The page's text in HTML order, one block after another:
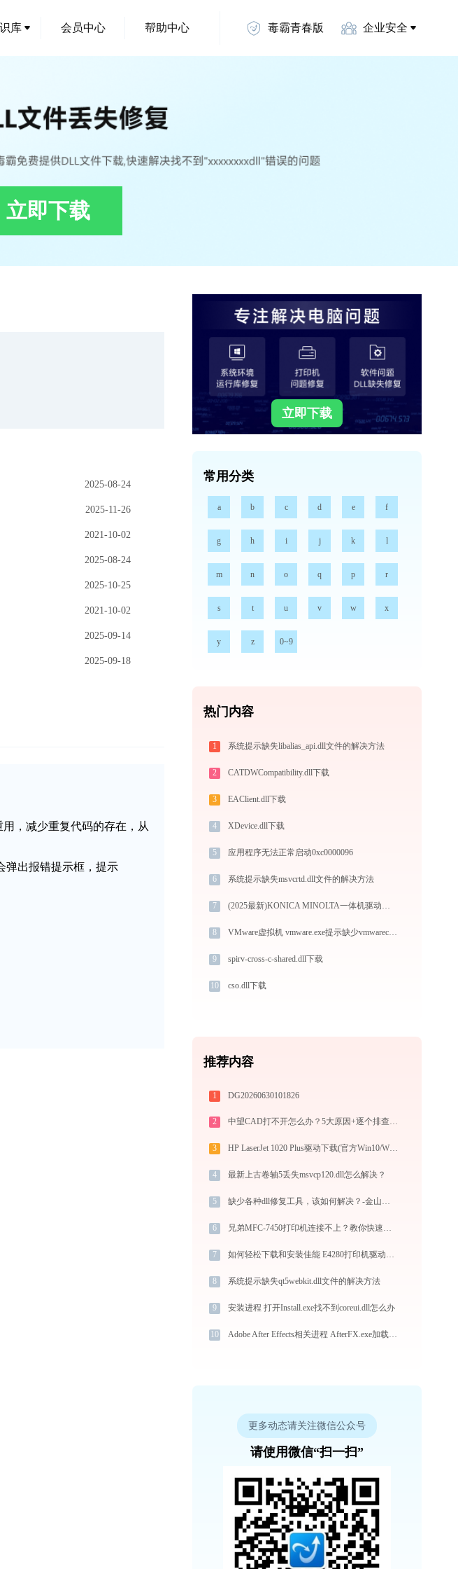
库 会员中心 帮助中心 毒霸青春版 企业安全
立即下载
2025-08-24
2025-11-26
2021-10-02
2025-08-24
2025-10-25
2021-10-02
2025-09-14
2025-09-18
，减少重复代码的存在，从
弹出报错提示框，提示
立即下载
常用分类
a b c d e f
g h i j k l
m n o q p r
s t u v w x
y z 0~9
热门内容
1 系统提示缺失libalias_api.dll文件的解决方法
2 CATDWCompatibility.dll下载
3 EAClient.dll下载
4 XDevice.dll下载
5 应用程序无法正常启动0xc0000096
6 系统提示缺失msvcrtd.dll文件的解决方法
7 (2025最新)KONICA MINOLTA一体机驱动下载(官方Win10/Win11)
8 VMware虚拟机 vmware.exe提示缺少vmwarecui.dll文件的解决办法
9 spirv-cross-c-shared.dll下载
10 cso.dll下载
推荐内容
1 DG20260630101826
2 中望CAD打不开怎么办？5大原因+逐个排查修复方案
3 HP LaserJet 1020 Plus驱动下载(官方Win10/Win11)
4 最新上古卷轴5丢失msvcp120.dll怎么解决？
5 缺少各种dll修复工具，该如何解决？-金山毒霸
6 兄弟MFC-7450打印机连接不上？教你快速解决 -金山毒霸
7 如何轻松下载和安装佳能 E4280打印机驱动？跟着这篇指南走
8 系统提示缺失qt5webkit.dll文件的解决方法
9 安装进程 打开Install.exe找不到coreui.dll怎么办
10 Adobe After Effects相关进程 AfterFX.exe加载msvcr100.dll文件丢失处理办法
更多动态请关注微信公众号
请使用微信“扫一扫”